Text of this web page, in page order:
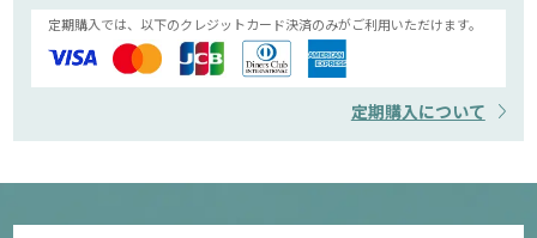
定期購入では、以下のクレジットカード決済のみがご利用いただけます。
定期購入について